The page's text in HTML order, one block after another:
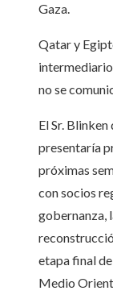
Gaza.
Qatar y
no se
El Sr.
presentaría
próximas
con socios
gobernanza,
etapa final
Medio